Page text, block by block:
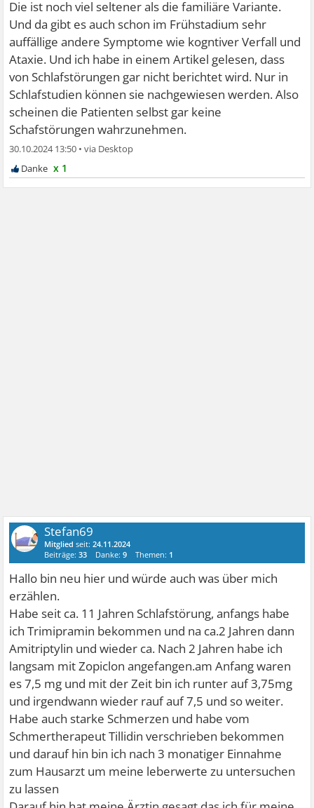
Die ist noch viel seltener als die familiäre Variante.
Und da gibt es auch schon im Frühstadium sehr
auffällige andere Symptome wie kogntiver Verfall und
Ataxie. Und ich habe in einem Artikel gelesen, dass
von Schlafstörungen gar nicht berichtet wird. Nur in
Schlafstudien können sie nachgewiesen werden. Also
scheinen die Patienten selbst gar keine
Schafstörungen wahrzunehmen.
30.10.2024 13:50 •
x 1
Stefan69
Mitglied seit:24.11.2024
Beiträge:33 Danke:9 Themen: 1
Hallo bin neu hier und würde auch was über mich
erzählen.
Habe seit ca. 11 Jahren Schlafstörung, anfangs habe
ich Trimipramin bekommen und na ca.2 Jahren dann
Amitriptylin und wieder ca. Nach 2 Jahren habe ich
langsam mit Zopiclon angefangen.am Anfang waren
es 7,5 mg und mit der Zeit bin ich runter auf 3,75mg
und irgendwann wieder rauf auf 7,5 und so weiter.
Habe auch starke Schmerzen und habe vom
Schmertherapeut Tillidin verschrieben bekommen
und darauf hin bin ich nach 3 monatiger Einnahme
zum Hausarzt um meine leberwerte zu untersuchen
zu lassen